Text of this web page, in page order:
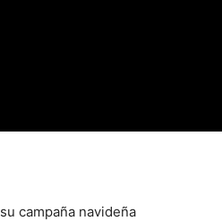
campaña navideña